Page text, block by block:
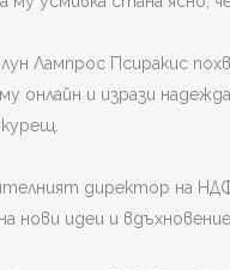
Псиракис
онлайн и изрази
директор на
идеи и